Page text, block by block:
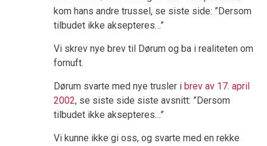
kom hans andre trussel, se siste side: ”Dersom
tilbudet ikke aksepteres…”
Vi skrev nye brev til Dørum og ba i realiteten om
fornuft.
Dørum svarte med nye trusler i brev av 17. april
2002, se siste side siste avsnitt: ”Dersom
tilbudet ikke aksepteres…”
Vi kunne ikke gi oss, og svarte med en rekke